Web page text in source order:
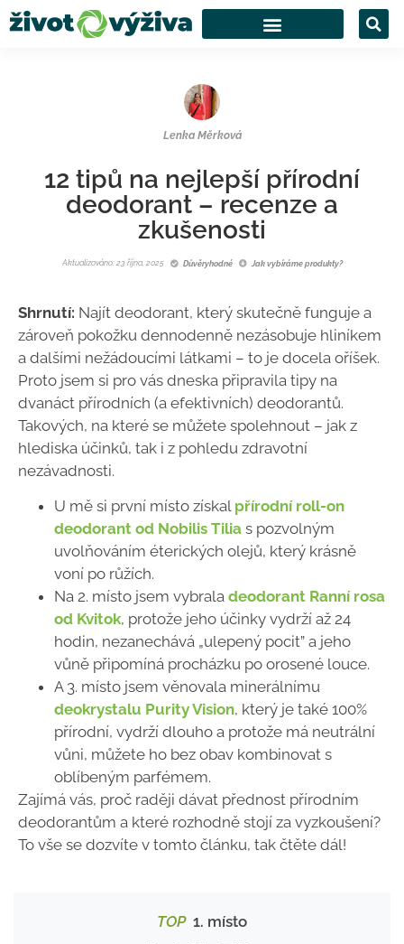
Lenka Měrková
12 tipů na nejlepší přírodní
deodorant – recenze a
zkušenosti
Aktualizováno: 23 října, 2025 Důvěryhodné Jak vybíráme produkty?
Shrnutí: Najít deodorant, který skutečně funguje a
zároveň pokožku dennodenně nezásobuje hliníkem
a dalšími nežádoucími látkami – to je docela oříšek.
Proto jsem si pro vás dneska připravila tipy na
dvanáct přírodních (a efektivních) deodorantů.
Takových, na které se můžete spolehnout – jak z
hlediska účinků, tak i z pohledu zdravotní
nezávadnosti.
U mě si první místo získal přírodní roll-on
deodorant od Nobilis Tilia s pozvolným
uvolňováním éterických olejů, který krásně
voní po růžích.
Na 2. místo jsem vybrala deodorant Ranní rosa
od Kvitok, protože jeho účinky vydrží až 24
hodin, nezanechává „ulepený pocit” a jeho
vůně připomíná procházku po orosené louce.
A 3. místo jsem věnovala minerálnímu
deokrystalu Purity Vision, který je také 100%
přírodní, vydrží dlouho a protože má neutrální
vůni, můžete ho bez obav kombinovat s
oblíbeným parfémem.
Zajímá vás, proč raději dávat přednost přírodním
deodorantům a které rozhodně stojí za vyzkoušení?
To vše se dozvíte v tomto článku, tak čtěte dál!
TOP1. místo